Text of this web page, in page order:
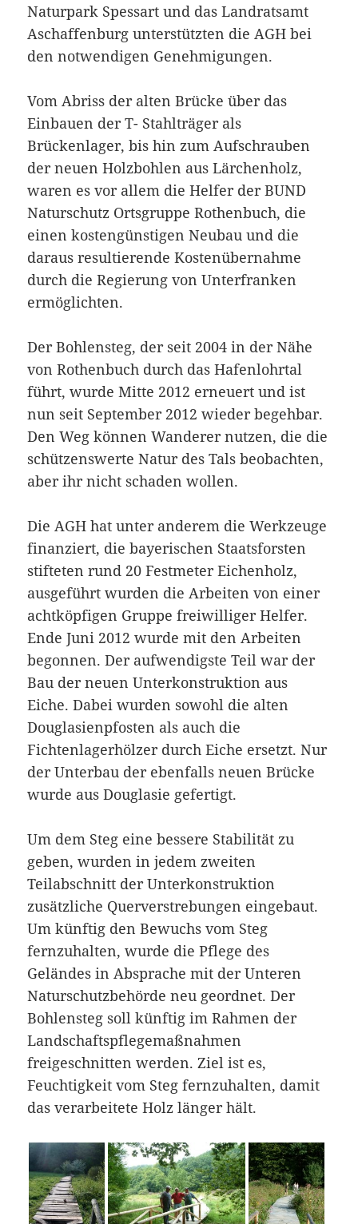
Naturpark Spessart und das Landratsamt
Aschaffenburg unterstützten die AGH bei
den notwendigen Genehmigungen.
Vom Abriss der alten Brücke über das
Einbauen der T- Stahlträger als
Brückenlager, bis hin zum Aufschrauben
der neuen Holzbohlen aus Lärchenholz,
waren es vor allem die Helfer der BUND
Naturschutz Ortsgruppe Rothenbuch, die
einen kostengünstigen Neubau und die
daraus resultierende Kostenübernahme
durch die Regierung von Unterfranken
ermöglichten.
Der Bohlensteg, der seit 2004 in der Nähe
von Rothenbuch durch das Hafenlohrtal
führt, wurde Mitte 2012 erneuert und ist
nun seit September 2012 wieder begehbar.
Den Weg können Wanderer nutzen, die die
schützenswerte Natur des Tals beobachten,
aber ihr nicht schaden wollen.
Die AGH hat unter anderem die Werkzeuge
finanziert, die bayerischen Staatsforsten
stifteten rund 20 Festmeter Eichenholz,
ausgeführt wurden die Arbeiten von einer
achtköpfigen Gruppe freiwilliger Helfer.
Ende Juni 2012 wurde mit den Arbeiten
begonnen. Der aufwendigste Teil war der
Bau der neuen Unterkonstruktion aus
Eiche. Dabei wurden sowohl die alten
Douglasienpfosten als auch die
Fichtenlagerhölzer durch Eiche ersetzt. Nur
der Unterbau der ebenfalls neuen Brücke
wurde aus Douglasie gefertigt.
Um dem Steg eine bessere Stabilität zu
geben, wurden in jedem zweiten
Teilabschnitt der Unterkonstruktion
zusätzliche Querverstrebungen eingebaut.
Um künftig den Bewuchs vom Steg
fernzuhalten, wurde die Pflege des
Geländes in Absprache mit der Unteren
Naturschutzbehörde neu geordnet. Der
Bohlensteg soll künftig im Rahmen der
Landschaftspflegemaßnahmen
freigeschnitten werden. Ziel ist es,
Feuchtigkeit vom Steg fernzuhalten, damit
das verarbeitete Holz länger hält.